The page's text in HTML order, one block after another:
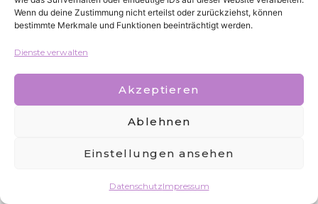
Wenn du deine Zustimmung nicht erteilst oder zurückziehst, können
bestimmte Merkmale und Funktionen beeinträchtigt werden.
Dienste verwalten
Akzeptieren
Ablehnen
Einstellungen ansehen
DatenschutzImpressum
Alle Rechte vorbehalten